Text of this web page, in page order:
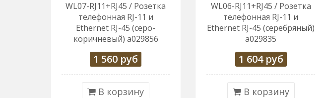
WL07-RJ11+RJ45 / Розетка
телефонная RJ-11 и
Еthernet RJ-45 (серо-
коричневый) a029856
1 560 руб
В корзину
WL06-RJ11+RJ45 / Розетка
телефонная RJ-11 и
Еthernet RJ-45 (серебряный)
a029835
1 604руб
В корзину